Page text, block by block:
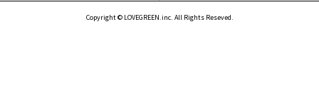
Copyright © LOVEGREEN.inc. All Rights Reseved.